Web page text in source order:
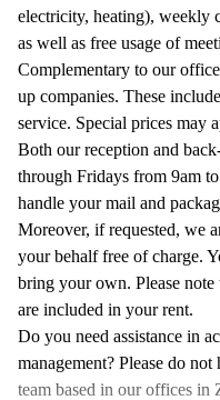
electricity, heating), weekly
as well as free usage of
Complementary to our
up companies. These
service. Special prices may
Both our reception and
through Fridays from 9am
handle your mail and
Moreover, if requested, we
your behalf free of charge.
bring your own. Please
are included in your rent.
Do you need assistance in
management? Please do
team based in our offices in